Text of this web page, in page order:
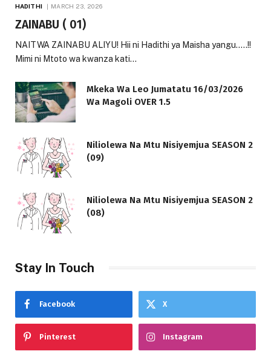
HADITHI MARCH 23, 2026
ZAINABU ( 01)
NAITWA ZAINABU ALIYU! Hii ni Hadithi ya Maisha yangu…..!!
Mimi ni Mtoto wa kwanza kati…
Mkeka Wa Leo Jumatatu 16/03/2026
Wa Magoli OVER 1.5
Niliolewa Na Mtu Nisiyemjua SEASON 2
(09)
Niliolewa Na Mtu Nisiyemjua SEASON 2
(08)
Stay In Touch
Facebook X
Pinterest Instagram